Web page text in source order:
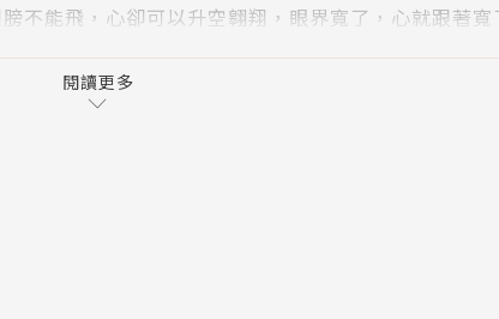
不能飛，心卻可以升空翱翔，眼界寬了，心就跟著寬
悟。所以只要是代價不太大、自己想要嘗試的經驗，
閱讀更多